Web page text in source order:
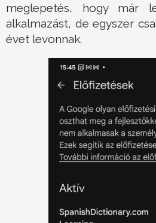
meglepetés, hogy már
alkalmazást, de egyszer
évet levonnak.